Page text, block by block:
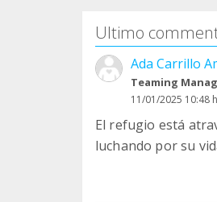
Ultimo
Ada Carrillo
Teaming
11/01/2025 10:48 h
El refugio está
luchando por su